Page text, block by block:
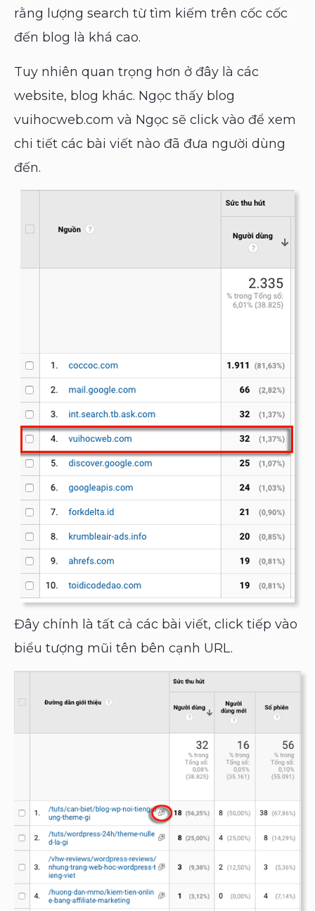
rằng lượng search từ tìm kiếm trên cốc cốc
đến blog là khá cao.
Tuy nhiên quan trọng hơn ở đây là các
website, blog khác. Ngọc thấy blog
vuihocweb.com và Ngọc sẽ click vào để xem
chi tiết các bài viết nào đã đưa người dùng
đến.
Đây chính là tất cả các bài viết, click tiếp vào
biểu tượng mũi tên bên cạnh URL.